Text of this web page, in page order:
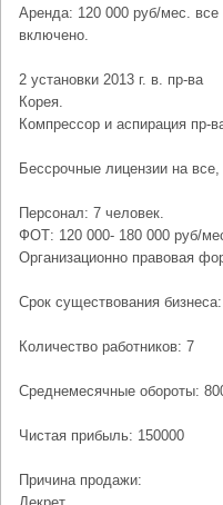
Аренда: 120 000 руб/мес. все
включено.
2 установки 2013 г. в. пр-ва
Корея.
Компрессор и аспирация пр-
Бессрочные лицензии на
Персонал: 7 человек.
ФОТ: 120 000- 180 000 руб/
Организационно правовая
Срок существования
Количество работников: 7
Среднемесячные обороты:
Чистая прибыль: 150000
Причина продажи: